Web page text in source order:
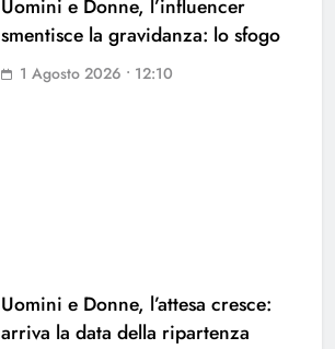
Uomini e Donne, l’influencer
smentisce la gravidanza: lo sfogo
1 Agosto 2026 • 12:10
Uomini e Donne, l’attesa cresce:
arriva la data della ripartenza